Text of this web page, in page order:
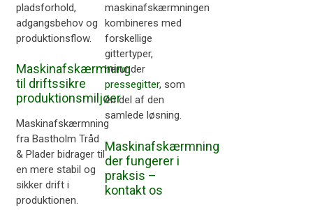
pladsforhold,
adgangsbehov og
produktionsflow.
Maskinafskærmning
til driftssikre
produktionsmiljøer
Maskinafskærmning
fra Bastholm Tråd
& Plader bidrager til
en mere stabil og
sikker drift i
produktionen.
maskinafskærmningen
kombineres med
forskellige
gittertyper,
herunder
pressegitter, som
en del af den
samlede løsning.
Maskinafskærmning
der fungerer i
praksis –
kontakt os